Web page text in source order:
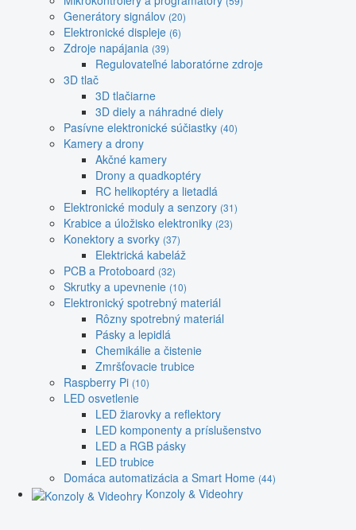
Generátory signálov (20)
Elektronické displeje (6)
Zdroje napájania (39)
Regulovateľné laboratórne zdroje
3D tlač
3D tlačiarne
3D diely a náhradné diely
Pasívne elektronické súčiastky (40)
Kamery a drony
Akčné kamery
Drony a quadkoptéry
RC helikoptéry a lietadlá
Elektronické moduly a senzory (31)
Krabice a úložisko elektroniky (23)
Konektory a svorky (37)
Elektrická kabeláž
PCB a Protoboard (32)
Skrutky a upevnenie (10)
Elektronický spotrebný materiál
Rôzny spotrebný materiál
Pásky a lepidlá
Chemikálie a čistenie
Zmršťovacie trubice
Raspberry Pi (10)
LED osvetlenie
LED žiarovky a reflektory
LED komponenty a príslušenstvo
LED a RGB pásky
LED trubice
Domáca automatizácia a Smart Home (44)
Konzoly & Videohry